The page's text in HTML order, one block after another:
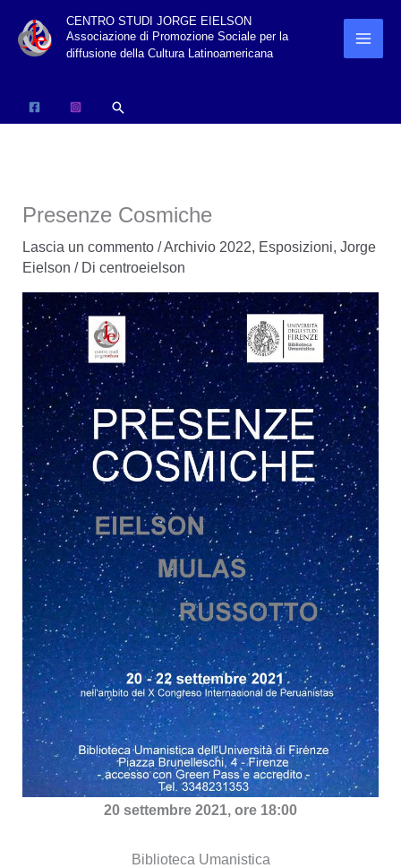
CENTRO STUDI JORGE EIELSON
Associazione di Promozione Sociale per la
diffusione della Cultura Latinoamericana
Cerca
Presenze Cosmiche
Lascia un commento /Archivio 2022, Esposizioni, Jorge
Eielson / Di centroeielson
20 settembre 2021, ore 18:00
Biblioteca Umanistica